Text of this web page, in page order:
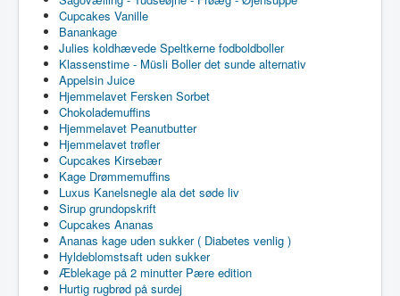
Cupcakes Vanille
Banankage
Julies koldhævede Speltkerne fodboldboller
Klassenstime - Müsli Boller det sunde alternativ
Appelsin Juice
Hjemmelavet Fersken Sorbet
Chokolademuffins
Hjemmelavet Peanutbutter
Hjemmelavet trøfler
Cupcakes Kirsebær
Kage Drømmemuffins
Luxus Kanelsnegle ala det søde liv
Sirup grundopskrift
Cupcakes Ananas
Ananas kage uden sukker ( Diabetes venlig )
Hyldeblomstsaft uden sukker
Æblekage på 2 minutter Pære edition
Hurtig rugbrød på surdej